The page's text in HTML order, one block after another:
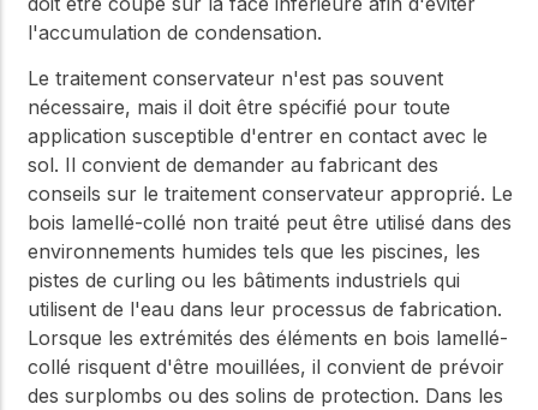
l'accumulation de condensation.
Le traitement conservateur n'est pas souvent
nécessaire, mais il doit être spécifié pour toute
application susceptible d'entrer en contact avec le
sol. Il convient de demander au fabricant des
conseils sur le traitement conservateur approprié. Le
bois lamellé-collé non traité peut être utilisé dans des
environnements humides tels que les piscines, les
pistes de curling ou les bâtiments industriels qui
utilisent de l'eau dans leur processus de fabrication.
Lorsque les extrémités des éléments en bois lamellé-
collé risquent d'être mouillées, il convient de prévoir
des surplombs ou des solins de protection. Dans les